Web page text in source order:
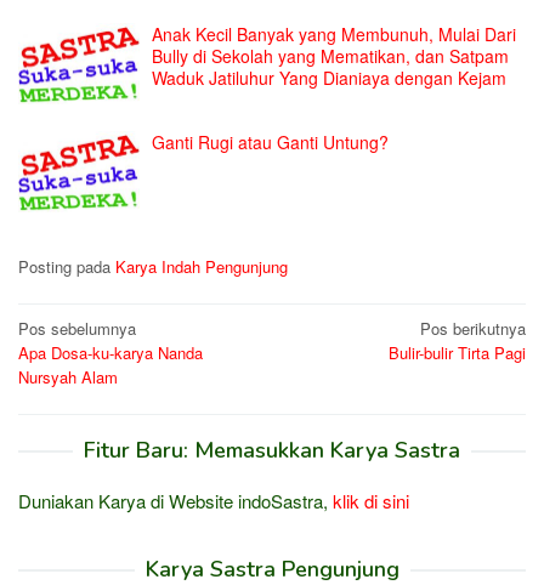
Anak Kecil Banyak yang Membunuh, Mulai Dari
Bully di Sekolah yang Mematikan, dan Satpam
Waduk Jatiluhur Yang Dianiaya dengan Kejam
Ganti Rugi atau Ganti Untung?
Posting pada Karya Indah Pengunjung
Navigasi
pos
Pos sebelumnya
Apa Dosa-ku-karya Nanda
Nursyah Alam
Pos berikutnya
Bulir-bulir Tirta Pagi
Fitur Baru: Memasukkan Karya Sastra
Duniakan Karya di Website indoSastra, klik di sini
Karya Sastra Pengunjung